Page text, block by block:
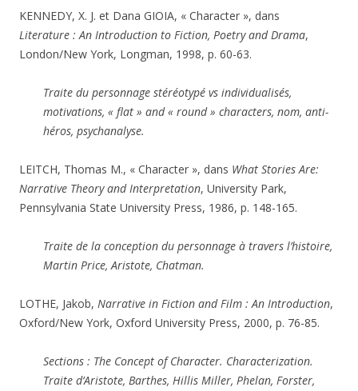
KENNEDY, X. J. et Dana GIOIA, « Character », dans
Literature : An Introduction to Fiction, Poetry and Drama,
London/New York, Longman, 1998, p. 60-63.
Traite du personnage stéréotypé vs individualisés,
motivations, « flat » and « round » characters, nom, anti-
héros, psychanalyse.
LEITCH, Thomas M., « Character », dans What Stories Are:
Narrative Theory and Interpretation, University Park,
Pennsylvania State University Press, 1986, p. 148-165.
Traite de la conception du personnage à travers l’histoire,
Martin Price, Aristote, Chatman.
LOTHE, Jakob, Narrative in Fiction and Film : An Introduction,
Oxford/New York, Oxford University Press, 2000, p. 76-85.
Sections : The Concept of Character. Characterization.
Traite d’Aristote, Barthes, Hillis Miller, Phelan, Forster,